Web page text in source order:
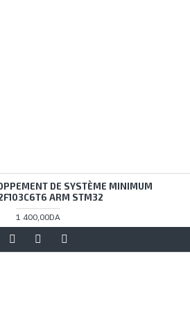
DE SYSTÈME MINIMUM
ARM STM32
1 400,00DA